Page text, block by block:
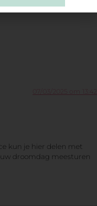
kun je hier delen met
droomdag meesturen